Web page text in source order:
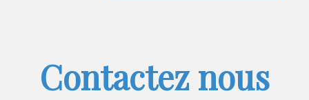
Contactez nous